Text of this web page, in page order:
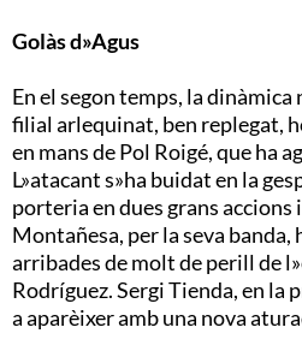
Golàs d»Agus
En el segon temps, la dinàmica
filial arlequinat, ben replegat,
en mans de Pol Roigé, que ha
L»atacant s»ha buidat en la
porteria en dues grans accions
Montañesa, per la seva banda,
arribades de molt de perill de
Rodríguez. Sergi Tienda, en la
a aparèixer amb una nova